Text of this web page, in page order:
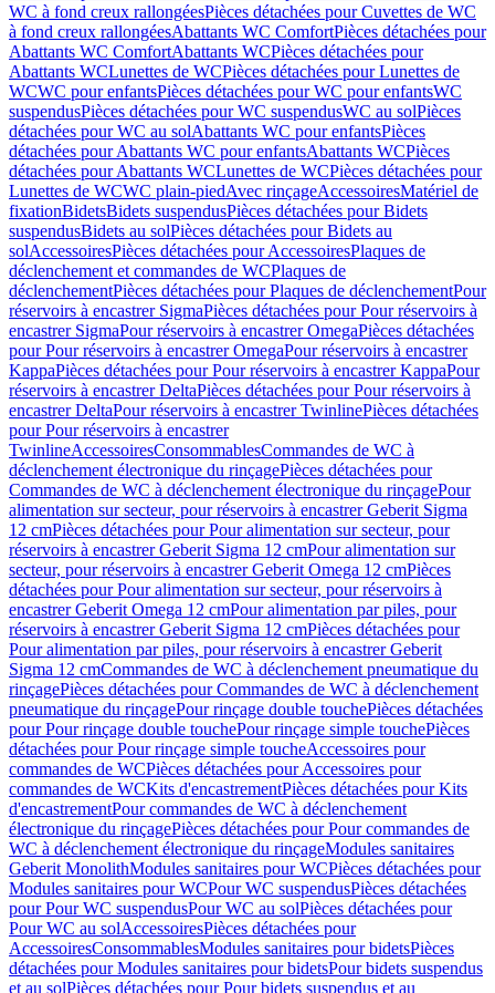
WC à fond creux rallongéesPièces détachées pour Cuvettes de WC
à fond creux rallongéesAbattants WC ComfortPièces détachées pour
Abattants WC ComfortAbattants WCPièces détachées pour
Abattants WCLunettes de WCPièces détachées pour Lunettes de
WCWC pour enfantsPièces détachées pour WC pour enfantsWC
suspendusPièces détachées pour WC suspendusWC au solPièces
détachées pour WC au solAbattants WC pour enfantsPièces
détachées pour Abattants WC pour enfantsAbattants WCPièces
détachées pour Abattants WCLunettes de WCPièces détachées pour
Lunettes de WCWC plain-piedAvec rinçageAccessoiresMatériel de
fixationBidetsBidets suspendusPièces détachées pour Bidets
suspendusBidets au solPièces détachées pour Bidets au
solAccessoiresPièces détachées pour AccessoiresPlaques de
déclenchement et commandes de WCPlaques de
déclenchementPièces détachées pour Plaques de déclenchementPour
réservoirs à encastrer SigmaPièces détachées pour Pour réservoirs à
encastrer SigmaPour réservoirs à encastrer OmegaPièces détachées
pour Pour réservoirs à encastrer OmegaPour réservoirs à encastrer
KappaPièces détachées pour Pour réservoirs à encastrer KappaPour
réservoirs à encastrer DeltaPièces détachées pour Pour réservoirs à
encastrer DeltaPour réservoirs à encastrer TwinlinePièces détachées
pour Pour réservoirs à encastrer
TwinlineAccessoiresConsommablesCommandes de WC à
déclenchement électronique du rinçagePièces détachées pour
Commandes de WC à déclenchement électronique du rinçagePour
alimentation sur secteur, pour réservoirs à encastrer Geberit Sigma
12 cmPièces détachées pour Pour alimentation sur secteur, pour
réservoirs à encastrer Geberit Sigma 12 cmPour alimentation sur
secteur, pour réservoirs à encastrer Geberit Omega 12 cmPièces
détachées pour Pour alimentation sur secteur, pour réservoirs à
encastrer Geberit Omega 12 cmPour alimentation par piles, pour
réservoirs à encastrer Geberit Sigma 12 cmPièces détachées pour
Pour alimentation par piles, pour réservoirs à encastrer Geberit
Sigma 12 cmCommandes de WC à déclenchement pneumatique du
rinçagePièces détachées pour Commandes de WC à déclenchement
pneumatique du rinçagePour rinçage double touchePièces détachées
pour Pour rinçage double touchePour rinçage simple touchePièces
détachées pour Pour rinçage simple toucheAccessoires pour
commandes de WCPièces détachées pour Accessoires pour
commandes de WCKits d'encastrementPièces détachées pour Kits
d'encastrementPour commandes de WC à déclenchement
électronique du rinçagePièces détachées pour Pour commandes de
WC à déclenchement électronique du rinçageModules sanitaires
Geberit MonolithModules sanitaires pour WCPièces détachées pour
Modules sanitaires pour WCPour WC suspendusPièces détachées
pour Pour WC suspendusPour WC au solPièces détachées pour
Pour WC au solAccessoiresPièces détachées pour
AccessoiresConsommablesModules sanitaires pour bidetsPièces
détachées pour Modules sanitaires pour bidetsPour bidets suspendus
et au solPièces détachées pour Pour bidets suspendus et au